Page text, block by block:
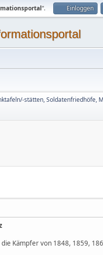
“. Einloggen
stätten, Soldatenfriedhöfe,
Kämpfer von 1848, 1859,